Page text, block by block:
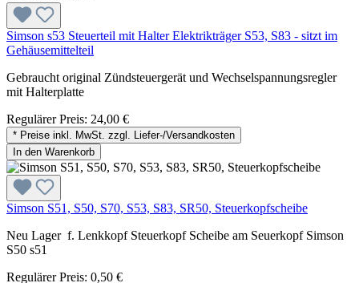
Simson s53 Steuerteil mit Halter Elektrikträger S53, S83 - sitzt im
Gehäusemittelteil
Gebraucht original Zündsteuergerät und Wechselspannungsregler
mit Halterplatte
Regulärer Preis: 24,00 €
* Preise inkl. MwSt. zzgl. Liefer-/Versandkosten
In den Warenkorb
Simson S51, S50, S70, S53, S83, SR50, Steuerkopfscheibe
Neu Lager f. Lenkkopf Steuerkopf Scheibe am Seuerkopf Simson
S50 s51
Regulärer Preis: 0,50 €